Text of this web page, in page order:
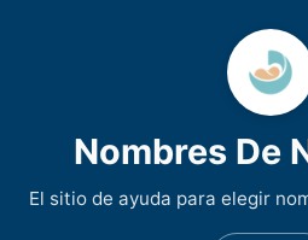
Nombres De
El sitio de ayuda para elegir